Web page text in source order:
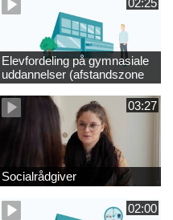
Elevfordeling på gymnasiale
uddannelser (afstandszone
redigeret)
03:27
Socialrådgiver
02:00